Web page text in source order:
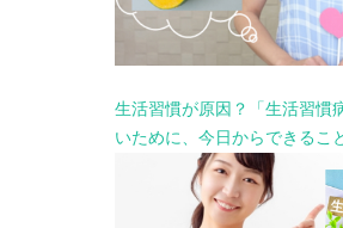
生活習慣が原因？「生活習慣
いために、今日からできるこ